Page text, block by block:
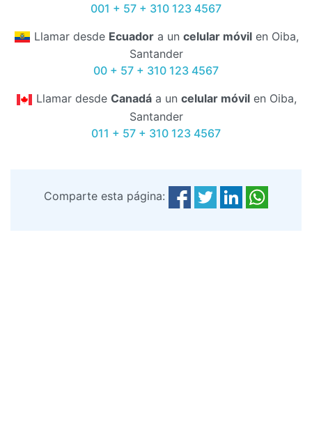
001 + 57 + 310 123 4567
Llamar desde Ecuadora un celular móvilen Oiba,
Santander
00 + 57 + 310 123 4567
Llamar desde Canadáa un celular móvilen Oiba,
Santander
011 + 57 + 310 123 4567
Comparte esta página: